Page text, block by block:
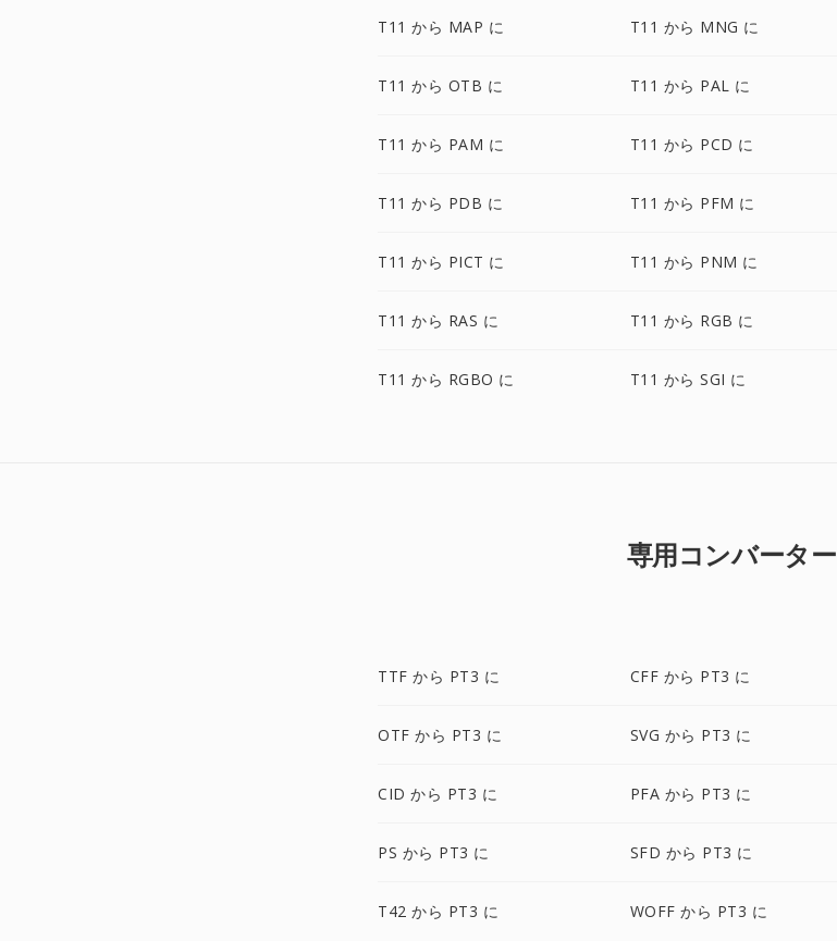
T11 から MAP に T11 から MNG に
T11 から OTB に T11 から PAL に
T11 から PAM に T11 から PCD に
T11 から PDB に T11 から PFM に
T11 から PICT に T11 から PNM に
T11 から RAS に T11 から RGB に
T11 から RGBO に T11 から SGI に
専用コンバーター
TTF から PT3 に CFF から PT3 に
OTF から PT3 に SVG から PT3 に
CID から PT3 に PFA から PT3 に
PS から PT3 に SFD から PT3 に
T42 から PT3 に WOFF から PT3 に